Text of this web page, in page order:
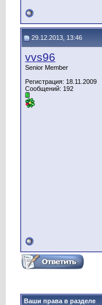
29.12.2013, 13:46
vvs96
Senior Member
Регистрация: 18.11.2009
Сообщений: 192
Ваши права в разделе